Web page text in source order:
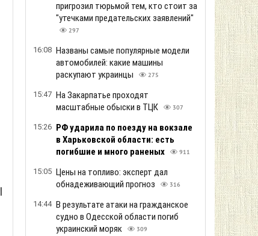
пригрозил тюрьмой тем, кто стоит за
"утечками предательских заявлений"
297
16:08 Названы самые популярные модели
автомобилей: какие машины
раскупают украинцы
275
15:47 На Закарпатье проходят
масштабные обыски в ТЦК
307
15:26 РФ ударила по поезду на вокзале
в Харьковской области: есть
погибшие и много раненых
911
15:05 Цены на топливо: эксперт дал
обнадеживающий прогноз
316
14:44 В результате атаки на гражданское
судно в Одесской области погиб
украинский моряк
309